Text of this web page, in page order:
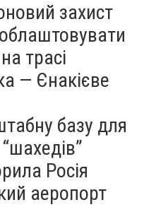
захист
трасі
— Єнакієве
базу для
Росія
аеропорт